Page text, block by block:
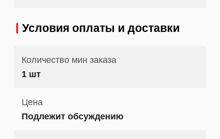
Условия оплаты и доставки
Количество мин заказа
1 шт
Цена
Подлежит обсуждению